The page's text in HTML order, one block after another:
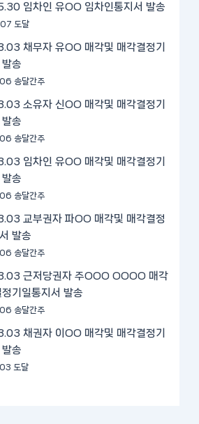
임차인 유OO 임차인통지서 발송
도달
채무자 유OO 매각및 매각결정기
송
송달간주
소유자 신OO 매각및 매각결정기
송
송달간주
임차인 유OO 매각및 매각결정기
송
송달간주
교부권자 파OO 매각및 매각결정
발송
송달간주
근저당권자 주OOO OOOO 매각
기일통지서 발송
송달간주
채권자 이OO 매각및 매각결정기
송
도달